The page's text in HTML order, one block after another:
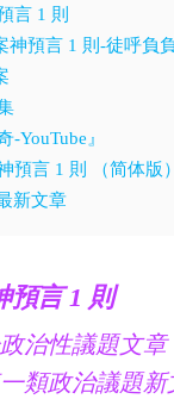
言 1 則
神預言 1 則-徒呼負負
-YouTube』
預言 1 則 （简体版
新文章
預言 1 則
治性議題文
類政治議題